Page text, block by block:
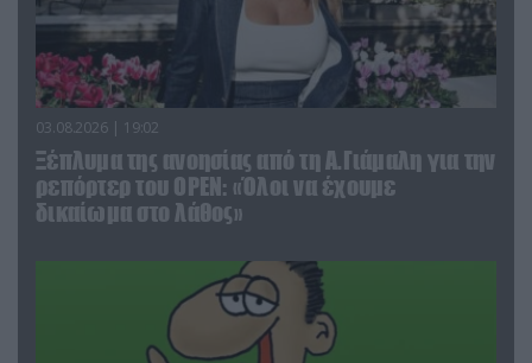
03.08.2026 | 19:02
Ξέπλυμα της ανοησίας από τη Α.Γιάμαλη για την
ρεπόρτερ του ΟΡΕΝ: «Όλοι να έχουμε
δικαίωμα στο λάθος»